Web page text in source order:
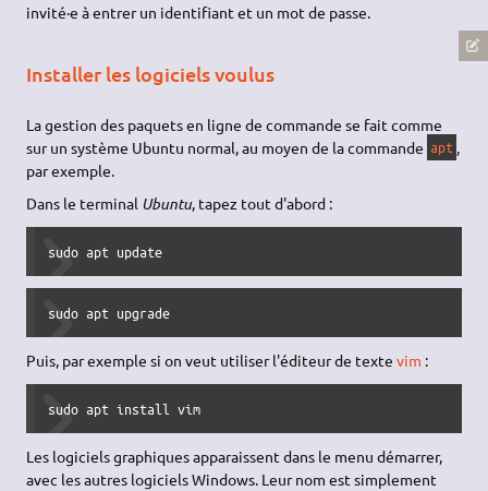
invité·e à entrer un identifiant et un mot de passe.
Installer les logiciels voulus
La gestion des paquets en ligne de commande se fait comme
sur un système Ubuntu normal, au moyen de la commande apt
par exemple.
Dans le terminal Ubuntu, tapez tout d'abord :
sudo apt update
sudo apt upgrade
Puis, par exemple si on veut utiliser l'éditeur de textevim :
sudo apt install vim
Les logiciels graphiques apparaissent dans le menu démarrer,
avec les autres logiciels Windows. Leur nom est simplement